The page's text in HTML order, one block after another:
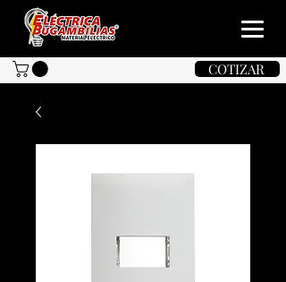
COTIZAR